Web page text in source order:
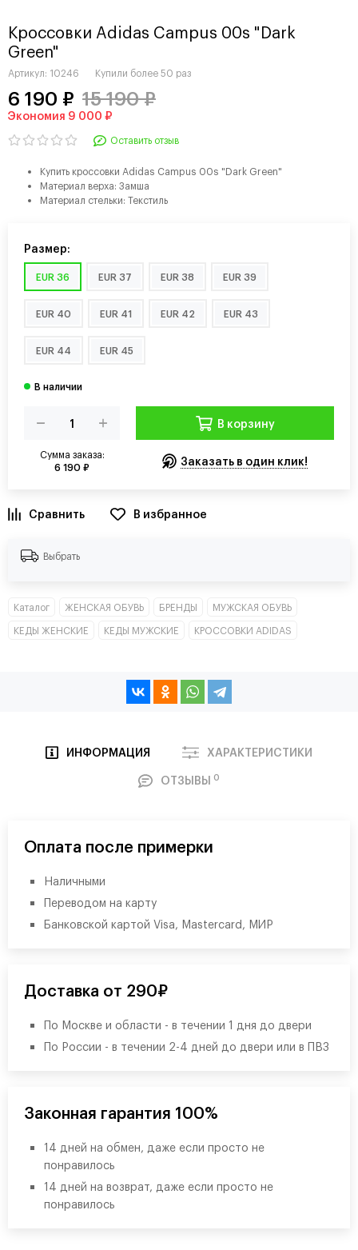
Кроссовки Adidas Campus 00s "Dark
Green"
Артикул: 10246 Купили более50 раз
6 190 ₽ 15 190 ₽
Экономия 9 000 ₽
Оставить отзыв
Купить кроссовки Adidas Campus 00s "Dark Green"
Материал верха: Замша
Материал стельки: Текстиль
Размер:
EUR 36 EUR 37 EUR 38 EUR 39
EUR 40 EUR 41 EUR 42 EUR 43
EUR 44 EUR 45
Сумма заказа:
6 190 ₽
В корзину
Заказать в один клик!
В избранное
Выбрать
Каталог ЖЕНСКАЯ ОБУВЬ БРЕНДЫ
МУЖСКАЯ ОБУВЬ
КЕДЫ ЖЕНСКИЕ
КЕДЫ МУЖСКИЕ КРОССОВКИ ADIDAS
ИНФОРМАЦИЯ
ХАРАКТЕРИСТИКИ
ОТЗЫВЫ 0
Оплата после примерки
Наличными
Переводом на карту
Банковской картой Visa, Mastercard, МИР
Доставка от 290₽
По Москве и области - в течении 1 дня до двери
По России - в течении 2-4 дней до двери или в ПВЗ
Законная гарантия 100%
14 дней на обмен, даже если просто не
понравилось
14 дней на возврат, даже если просто не
понравилось